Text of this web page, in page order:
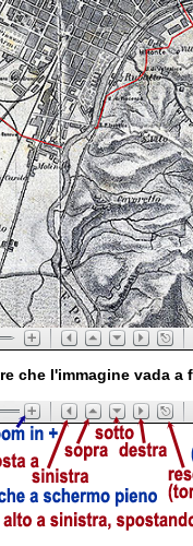
che l'immagine vada a